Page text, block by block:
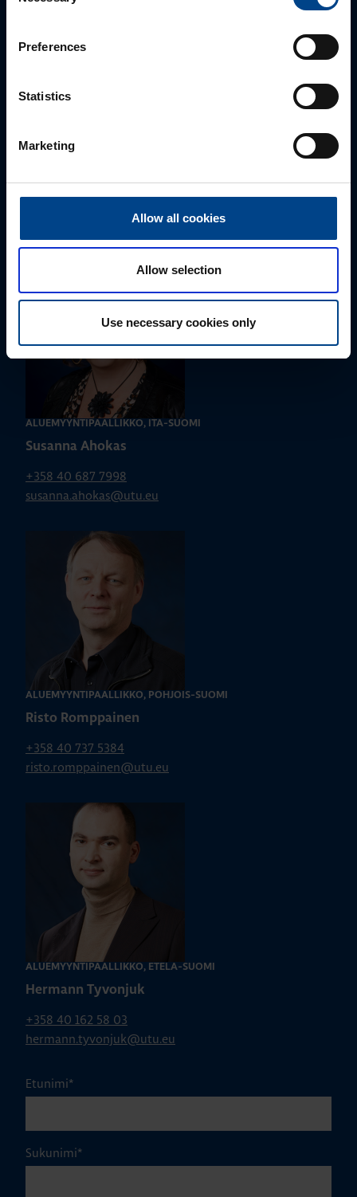
Preferences
Statistics
Marketing
Allow all cookies
Allow selection
Use necessary cookies only
ALUEMYYNTIPÄÄLLIKKÖ, LÄNSI-SUOMI
jussi.pernaa@utu.eu
ALUEMYYNTIPÄÄLLIKKÖ, ITÄ-SUOMI
Susanna Ahokas
+358 40 687 7998
susanna.ahokas@utu.eu
ALUEMYYNTIPÄÄLLIKKÖ, POHJOIS-SUOMI
Risto Romppainen
+358 40 737 5384
risto.romppainen@utu.eu
ALUEMYYNTIPÄÄLLIKKÖ, ETELÄ-SUOMI
Hermann Tyvonjuk
+358 40 162 58 03
hermann.tyvonjuk@utu.eu
Etunimi*
Sukunimi*